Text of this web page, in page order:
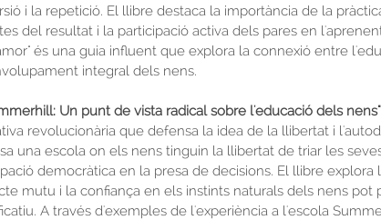
i la repetició. El llibre destaca la importància de la
del resultat i la participació activa dels pares en
és una guia influent que explora la connexió entre
integral dels nens.
Un punt de vista radical sobre l'educació dels
revolucionària que defensa la idea de la llibertat i
una escola on els nens tinguin la llibertat de triar les
democràtica en la presa de decisions. El llibre
mutu i la confiança en els instints naturals dels nens
A través d'exemples de l'experiència a l'escola